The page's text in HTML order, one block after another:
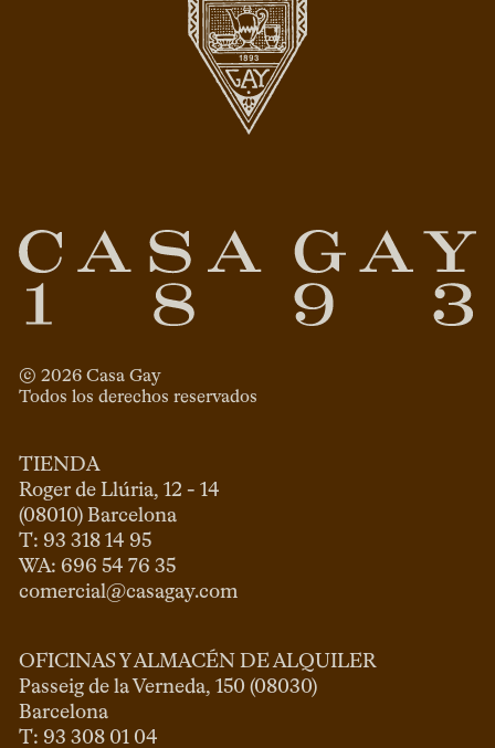
© 2026 Casa Gay
Todos los derechos reservados
TIENDA
Roger de Llúria, 12 - 14
(08010) Barcelona
T: 93 318 14 95
comercial@casagay.com
OFICINAS Y ALMACÉN DE ALQUILER
Passeig de la Verneda, 150 (08030)
Barcelona